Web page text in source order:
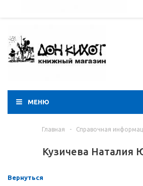
МЕНЮ
Главная - Справочная
Кузичева Наталия
Вернуться